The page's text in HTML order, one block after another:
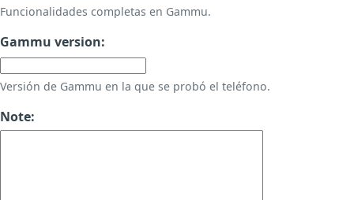
Funcionalidades completas en Gammu.
Gammu version:
Versión de Gammu en la que se probó el teléfono.
Note: